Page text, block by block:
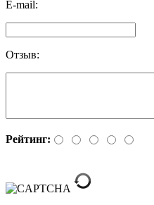
E-mail:
Отзыв:
Рейтинг: